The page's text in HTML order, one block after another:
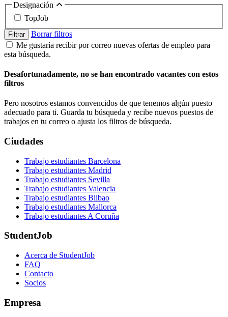
Designación
TopJob
Filtrar
Borrar filtros
Me gustaría recibir por correo nuevas ofertas de empleo para
esta búsqueda.
Desafortunadamente, no se han encontrado vacantes con estos
filtros
Pero nosotros estamos convencidos de que tenemos algún puesto
adecuado para ti. Guarda tu búsqueda y recibe nuevos puestos de
trabajos en tu correo o ajusta los filtros de búsqueda.
Ciudades
Trabajo estudiantes Barcelona
Trabajo estudiantes Madrid
Trabajo estudiantes Sevilla
Trabajo estudiantes Valencia
Trabajo estudiantes Bilbao
Trabajo estudiantes Mallorca
Trabajo estudiantes A Coruña
StudentJob
Acerca de StudentJob
FAQ
Contacto
Socios
Empresa